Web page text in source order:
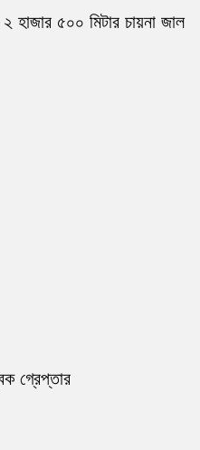
হাজার ৫০০ মিটার চায়না জাল
গ্রেপ্তার